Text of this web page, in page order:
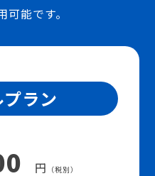
能です。
ラン
円 （税別）